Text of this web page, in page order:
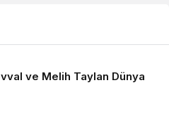
ve Melih Taylan Dünya